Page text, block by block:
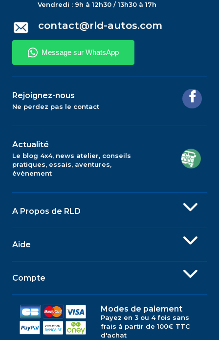
Vendredi : 9h à 12h30 / 13h30 à 17h
contact@rld-autos.com
Rejoignez-nous
Ne perdez pas le contact
Actualité
Le blog 4x4, news atelier, conseils
pratiques, essais, aventures,
évènement
A Propos de RLD
Aide
Compte
Modes de paiement
Payez en 3 ou 4 fois sans
frais à partir de 100€ TTC
d'achat